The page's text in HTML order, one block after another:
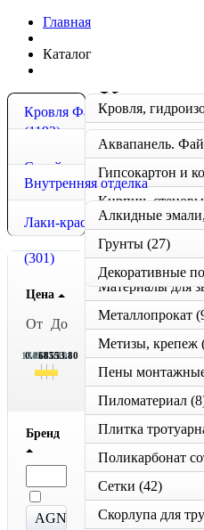
Главная
Каталог
Кровля Фасад
(1192)
(106)
Стеклосетки
Стройматериалы
(1621)
Листовой
Металлопрокат
Метизы, крепеж
Пиломатериал
Плитка
Сетки (42)
Скорлупа для
Внутренняя отделка
(1898)
Лаки-краски
(301)
Грунты (27)
Декоративные
Цена
От До
0.01
17138.01
34277.01
51415.01
68553.80
Бренд
AGNETA®
Каталог